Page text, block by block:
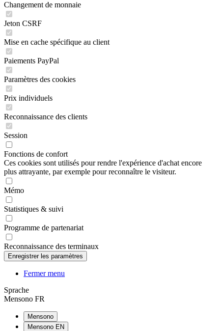
Changement de monnaie
Jeton CSRF
Mise en cache spécifique au client
Paiements PayPal
Paramètres des cookies
Prix individuels
Reconnaissance des clients
Session
Fonctions de confort
Ces cookies sont utilisés pour rendre l'expérience d'achat encore
plus attrayante, par exemple pour reconnaître le visiteur.
Mémo
Statistiques & suivi
Programme de partenariat
Reconnaissance des terminaux
Fermer menu
Sprache
Mensono FR
Mensono
Mensono EN